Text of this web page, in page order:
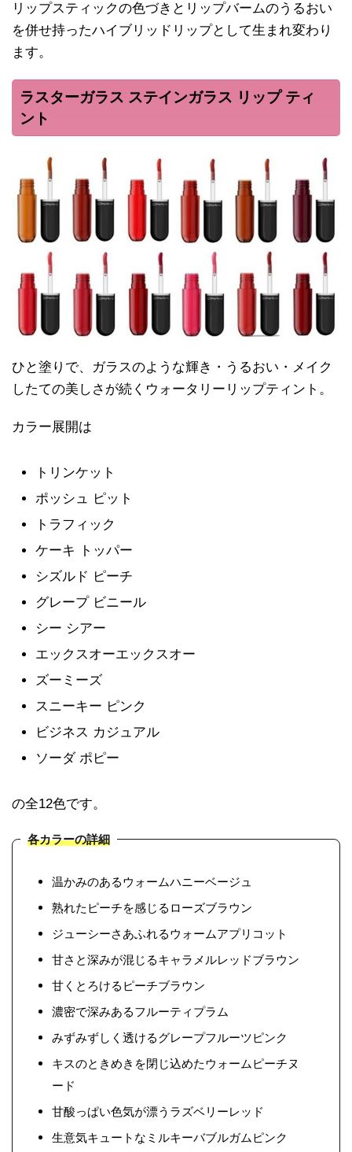
リップスティックの色づきとリップバームのうるおい
を併せ持ったハイブリッドリップとして生まれ変わり
ます。
ラスターガラス ステインガラス リップ ティ
ント
ひと塗りで、ガラスのような輝き・うるおい・メイク
したての美しさが続くウォータリーリップティント。
カラー展開は
トリンケット
ポッシュ ピット
トラフィック
ケーキ トッパー
シズルド ピーチ
グレープ ビニール
シー シアー
エックスオーエックスオー
ズーミーズ
スニーキー ピンク
ビジネス カジュアル
ソーダ ポピー
の全12色です。
各カラーの詳細
温かみのあるウォームハニーベージュ
熟れたピーチを感じるローズブラウン
ジューシーさあふれるウォームアプリコット
甘さと深みが混じるキャラメルレッドブラウン
甘くとろけるピーチブラウン
濃密で深みあるフルーティプラム
みずみずしく透けるグレープフルーツピンク
キスのときめきを閉じ込めたウォームピーチヌ
ード
甘酸っぱい色気が漂うラズベリーレッド
生意気キュートなミルキーバブルガムピンク